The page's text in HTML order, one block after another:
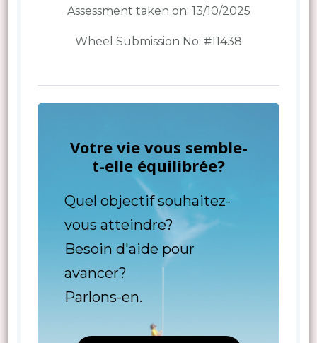
Assessment taken on: 13/10/2025
Wheel Submission No: #11438
Votre vie vous semble-
t-elle équilibrée?
Quel objectif souhaitez-
vous atteindre?
Besoin d'aide pour
avancer?
Parlons-en.